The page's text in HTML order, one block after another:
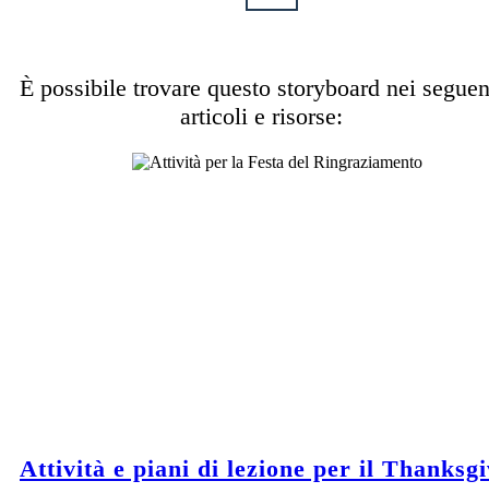
È possibile trovare questo storyboard nei
articoli e risorse:
Attività e piani di lezione per il